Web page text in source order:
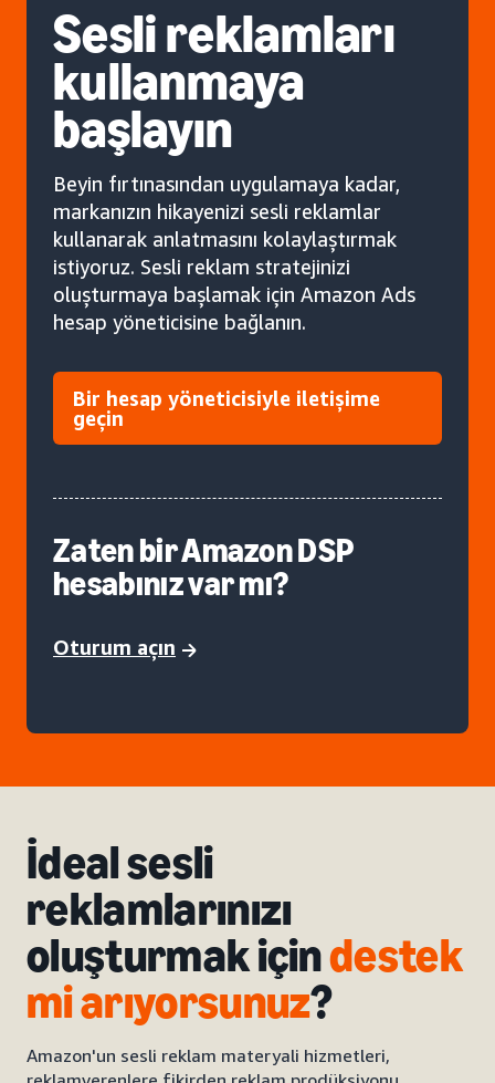
Sesli reklamları
kullanmaya
başlayın
Beyin fırtınasından uygulamaya kadar,
markanızın hikayenizi sesli reklamlar
kullanarak anlatmasını kolaylaştırmak
istiyoruz. Sesli reklam stratejinizi
oluşturmaya başlamak için Amazon Ads
hesap yöneticisine bağlanın.
Bir hesap yöneticisiyle iletişime
geçin
Zaten bir Amazon DSP
hesabınız var mı?
Oturum açın
İdeal sesli
reklamlarınızı
oluşturmak içindestek
mi arıyorsunuz?
Amazon'un sesli reklam materyali hizmetleri,